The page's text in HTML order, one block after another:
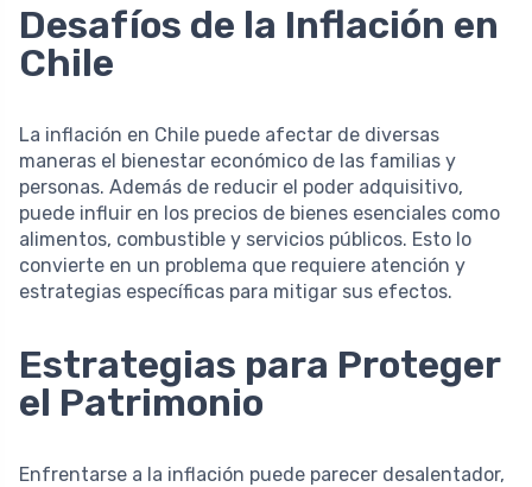
Desafíos de la Inflación en
Chile
La inflación en Chile puede afectar de diversas
maneras el bienestar económico de las familias y
personas. Además de reducir el poder adquisitivo,
puede influir en los precios de bienes esenciales como
alimentos, combustible y servicios públicos. Esto lo
convierte en un problema que requiere atención y
estrategias específicas para mitigar sus efectos.
Estrategias para Proteger
el Patrimonio
Enfrentarse a la inflación puede parecer desalentador,